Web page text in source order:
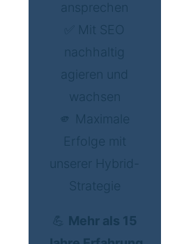
ansprechen
✅ Mit SEO
nachhaltig
agieren und
wachsen
🫵 Maximale
Erfolge mit
unserer Hybrid-
Strategie
💪
Mehr als 15